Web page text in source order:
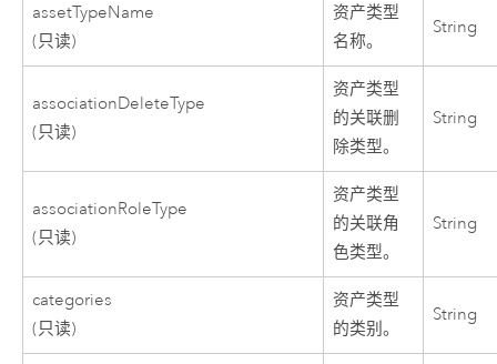
assetTypeName
(只读)
资产类型
名称。
String
associationDeleteType
(只读)
资产类型
的关联删
除类型。
String
associationRoleType
(只读)
资产类型
的关联角
色类型。
String
categories
(只读)
资产类型
的类别。
String